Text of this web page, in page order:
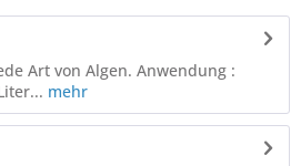
Art von Algen. Anwendung :
mehr